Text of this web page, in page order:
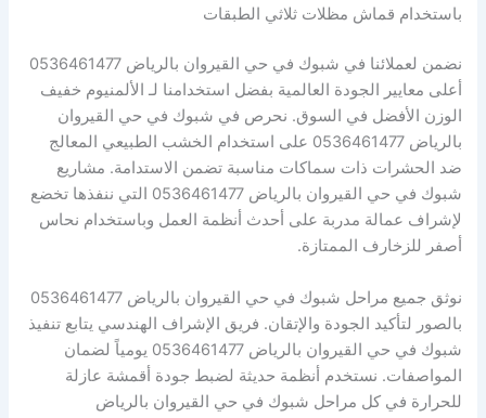
باستخدام قماش مظلات ثلاثي الطبقات
نضمن لعملائنا في شبوك في حي القيروان بالرياض 0536461477
أعلى معايير الجودة العالمية بفضل استخدامنا لـ الألمنيوم خفيف
الوزن الأفضل في السوق. نحرص في شبوك في حي القيروان
بالرياض 0536461477 على استخدام الخشب الطبيعي المعالج
ضد الحشرات ذات سماكات مناسبة تضمن الاستدامة. مشاريع
شبوك في حي القيروان بالرياض 0536461477 التي ننفذها تخضع
لإشراف عمالة مدربة على أحدث أنظمة العمل وباستخدام نحاس
أصفر للزخارف الممتازة.
نوثق جميع مراحل شبوك في حي القيروان بالرياض 0536461477
بالصور لتأكيد الجودة والإتقان. فريق الإشراف الهندسي يتابع تنفيذ
شبوك في حي القيروان بالرياض 0536461477 يومياً لضمان
المواصفات. نستخدم أنظمة حديثة لضبط جودة أقمشة عازلة
للحرارة في كل مراحل شبوك في حي القيروان بالرياض